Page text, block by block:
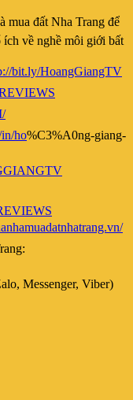
đất Nha Trang để
về nghề môi giới bất
bit.ly/HoangGiangTV
ho%C3%A0ng-giang-
Messenger, Viber)